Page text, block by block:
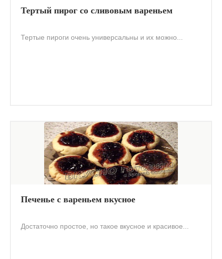
Тертый пирог со сливовым вареньем
Тертые пироги очень универсальны и их можно...
Печенье с вареньем вкусное
Достаточно простое, но такое вкусное и красивое...